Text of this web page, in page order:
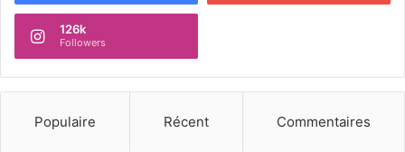
126k
Followers
Populaire Récent Commentaires